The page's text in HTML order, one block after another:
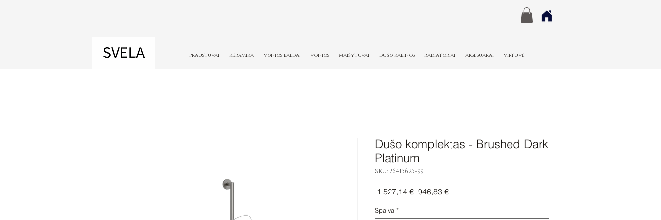
PRAUSTUVAI KERAMIKA VONIOS BALDAI VONIOS MAIŠYTUVAI DUŠO KABINOS RADIATORIAI AKSESUARAI VIRTUVĖ
Dušo komplektas - Brushed Dark
Platinum
SKU: 26413625-99
1 527,14 € Įprastinė
946,83 €Pardavimo
Spalva *